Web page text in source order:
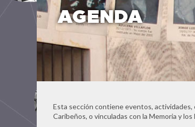
AGENDA
Esta sección contiene eventos, actividades,
Caribeños, o vinculadas con la Memoria y